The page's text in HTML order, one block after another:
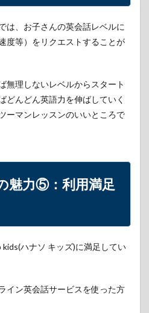
は、お子さんの英会話レベルに
度等）をリクエストすることが
無理しないレベルからスタート
どんどん英語力を伸ばしていく
マンレッスンのいいところで
魅力⑤：利用満足
ハナソ キッズ)に満足してい
イン英会話サービスを使った方